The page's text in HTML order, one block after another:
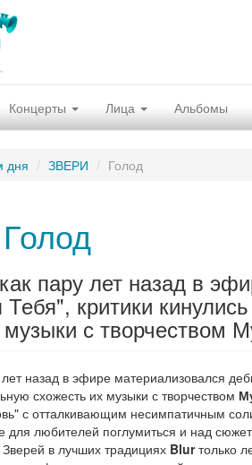
Концерты Лица Альбомы
дня ЗВЕРИ Голод
Голод
пару лет назад в
критики
музыки с творчеством
лет назад в эфире материализовался
схожесть их музыки с творчеством
с отталкивающим несимпатичным
для любителей поглумиться и над
в лучших традициях Blurтолько